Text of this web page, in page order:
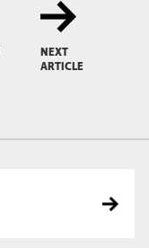
NEXT
ARTICLE